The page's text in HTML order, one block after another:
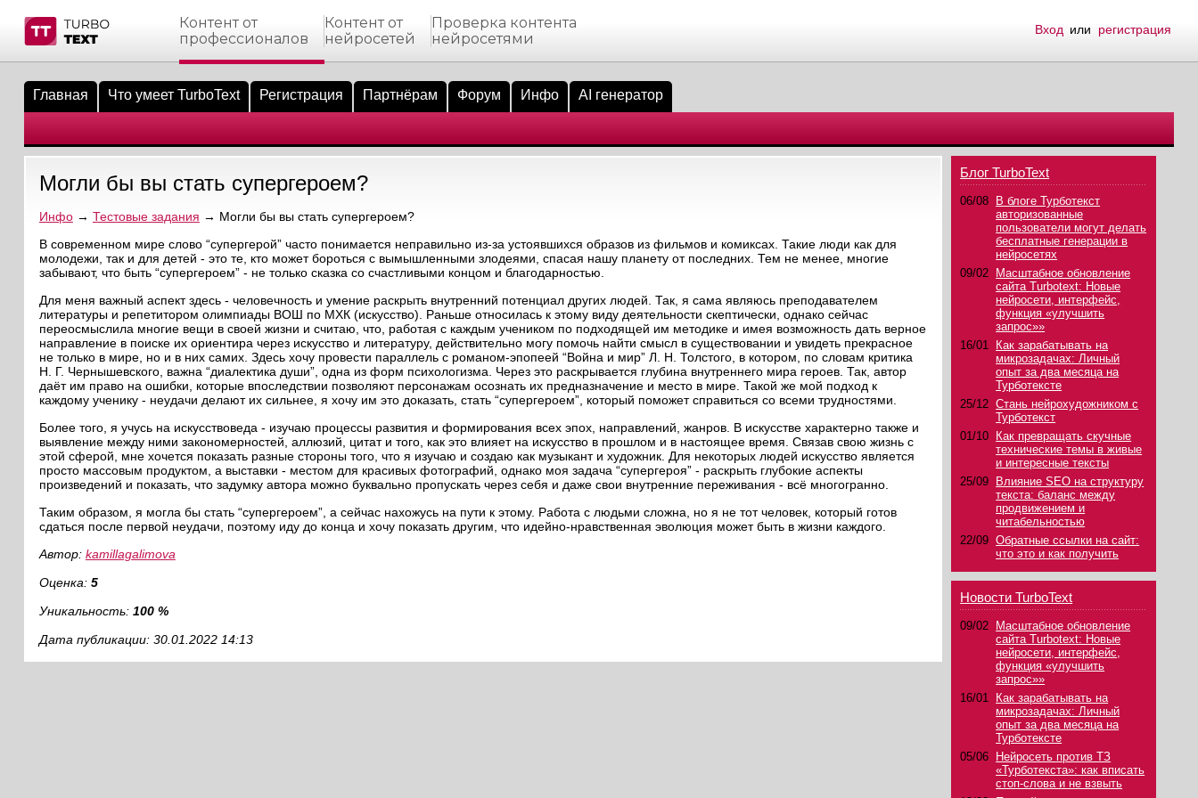
материалы
биржи
пользователи
на сайте
пользователей
сообщения
по форуму
Контент от
профессионалов
Контент от
нейросетей
Проверка контента
нейросетями
Вход или регистрация
Главная Что умеет TurboText Регистрация Партнёрам Форум Инфо AI генератор
Могли бы вы стать супергероем?
Инфо→ Тестовые задания → Могли бы вы стать супергероем?
В современном мире слово “супергерой” часто понимается неправильно из-за устоявшихся образов из фильмов и комиксах. Такие люди как для
молодежи, так и для детей - это те, кто может бороться с вымышленными злодеями, спасая нашу планету от последних. Тем не менее, многие
забывают, что быть “супергероем” - не только сказка со счастливыми концом и благодарностью.
Для меня важный аспект здесь - человечность и умение раскрыть внутренний потенциал других людей. Так, я сама являюсь преподавателем
литературы и репетитором олимпиады ВОШ по МХК (искусство). Раньше относилась к этому виду деятельности скептически, однако сейчас
переосмыслила многие вещи в своей жизни и считаю, что, работая с каждым учеником по подходящей им методике и имея возможность дать верное
направление в поиске их ориентира через искусство и литературу, действительно могу помочь найти смысл в существовании и увидеть прекрасное
не только в мире, но и в них самих. Здесь хочу провести параллель с романом-эпопеей “Война и мир” Л. Н. Толстого, в котором, по словам критика
Н. Г. Чернышевского, важна “диалектика души”, одна из форм психологизма. Через это раскрывается глубина внутреннего мира героев. Так, автор
даёт им право на ошибки, которые впоследствии позволяют персонажам осознать их предназначение и место в мире. Такой же мой подход к
каждому ученику - неудачи делают их сильнее, я хочу им это доказать, стать “супергероем”, который поможет справиться со всеми трудностями.
Более того, я учусь на искусствоведа - изучаю процессы развития и формирования всех эпох, направлений, жанров. В искусстве характерно также и
выявление между ними закономерностей, аллюзий, цитат и того, как это влияет на искусство в прошлом и в настоящее время. Связав свою жизнь с
этой сферой, мне хочется показать разные стороны того, что я изучаю и создаю как музыкант и художник. Для некоторых людей искусство является
просто массовым продуктом, а выставки - местом для красивых фотографий, однако моя задача “супергероя” - раскрыть глубокие аспекты
произведений и показать, что задумку автора можно буквально пропускать через себя и даже свои внутренние переживания - всё многогранно.
Таким образом, я могла бы стать “супергероем”, а сейчас нахожусь на пути к этому. Работа с людьми сложна, но я не тот человек, который готов
сдаться после первой неудачи, поэтому иду до конца и хочу показать другим, что идейно-нравственная эволюция может быть в жизни каждого.
Автор: kamillagalimova
Оценка: 5
Уникальность: 100 %
Дата публикации: 30.01.2022 14:13
Блог TurboText
06/08
В блоге Турботекст
авторизованные
пользователи могут делать
бесплатные генерации в
нейросетях
09/02
Масштабное обновление
сайта Turbotext: Новые
нейросети, интерфейс,
функция «улучшить
запрос»»
16/01
Как зарабатывать на
микрозадачах: Личный
опыт за два месяца на
Турботексте
25/12 Стань нейрохудожником с
Турботекст
01/10
Как превращать скучные
технические темы в живые
и интересные тексты
25/09
Влияние SEO на структуру
текста: баланс между
продвижением и
читабельностью
22/09 Обратные ссылки на сайт:
что это и как получить
Новости TurboText
09/02
Масштабное обновление
сайта Turbotext: Новые
нейросети, интерфейс,
функция «улучшить
запрос»»
16/01
Как зарабатывать на
микрозадачах: Личный
опыт за два месяца на
Турботексте
05/06
Нейросеть против ТЗ
«Турботекста»: как вписать
стоп-слова и не взвыть